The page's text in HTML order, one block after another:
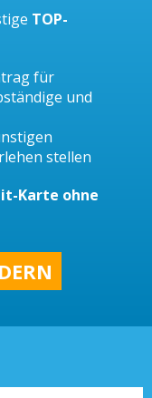
TOP-
für
und
stellen
Karte ohne